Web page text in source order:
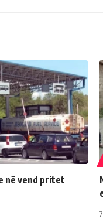
në vend pritet